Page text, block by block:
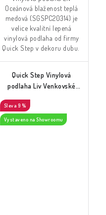
Oceánová blaženost teplá
medová (SGSPC20314) je
velice kvalitní lepená
vinylová podlaha od firmy
Quick Step v dekoru dubu.
Quick Step Vinylová
podlaha Liv Venkovské
(SGSPC20315)
9 %
Vystaveno na Showroomu